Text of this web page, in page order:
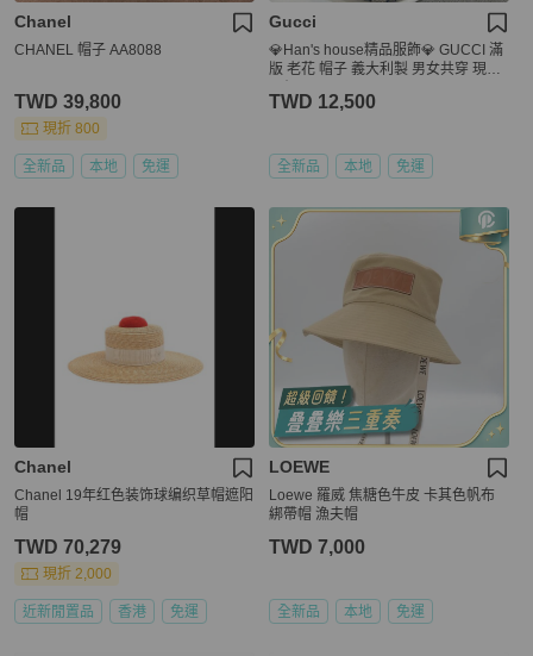
Chanel
CHANEL 帽子 AA8088
TWD 39,800
現折 800
全新品 本地 免運
Gucci
💎Han's house精品服飾💎 GUCCI 滿
版 老花 帽子 義大利製 男女共穿 現貨
TWD 12,500
全新品 本地 免運
Chanel
Chanel 19年红色装饰球编织草帽遮阳
帽
TWD 70,279
現折 2,000
近新閒置品 香港 免運
LOEWE
Loewe 羅威 焦糖色牛皮 卡其色帆布
綁帶帽 漁夫帽
TWD 7,000
全新品 本地 免運